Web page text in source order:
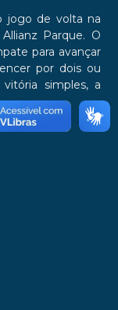
jogo de volta na
Parque. O
para avançar
por dois ou
simples, a